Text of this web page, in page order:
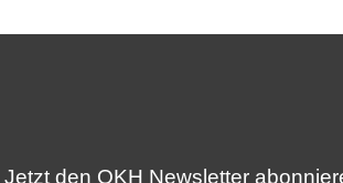
Jetzt den OKH Newsletter